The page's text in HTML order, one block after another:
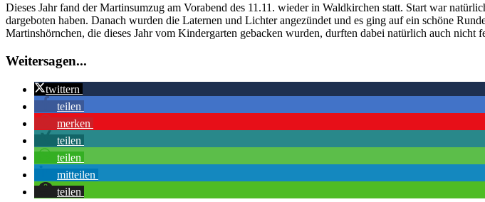
Dieses Jahr fand der Martinsumzug am Vorabend des 11.11. wieder in Waldkirchen statt. Start war
dargeboten haben. Danach wurden die Laternen und Lichter angezündet und es ging auf ein schöne
Martinshörnchen, die dieses Jahr vom Kindergarten gebacken wurden, durften dabei natürlich auch
Weitersagen...
twittern
teilen
merken
teilen
teilen
mitteilen
teilen